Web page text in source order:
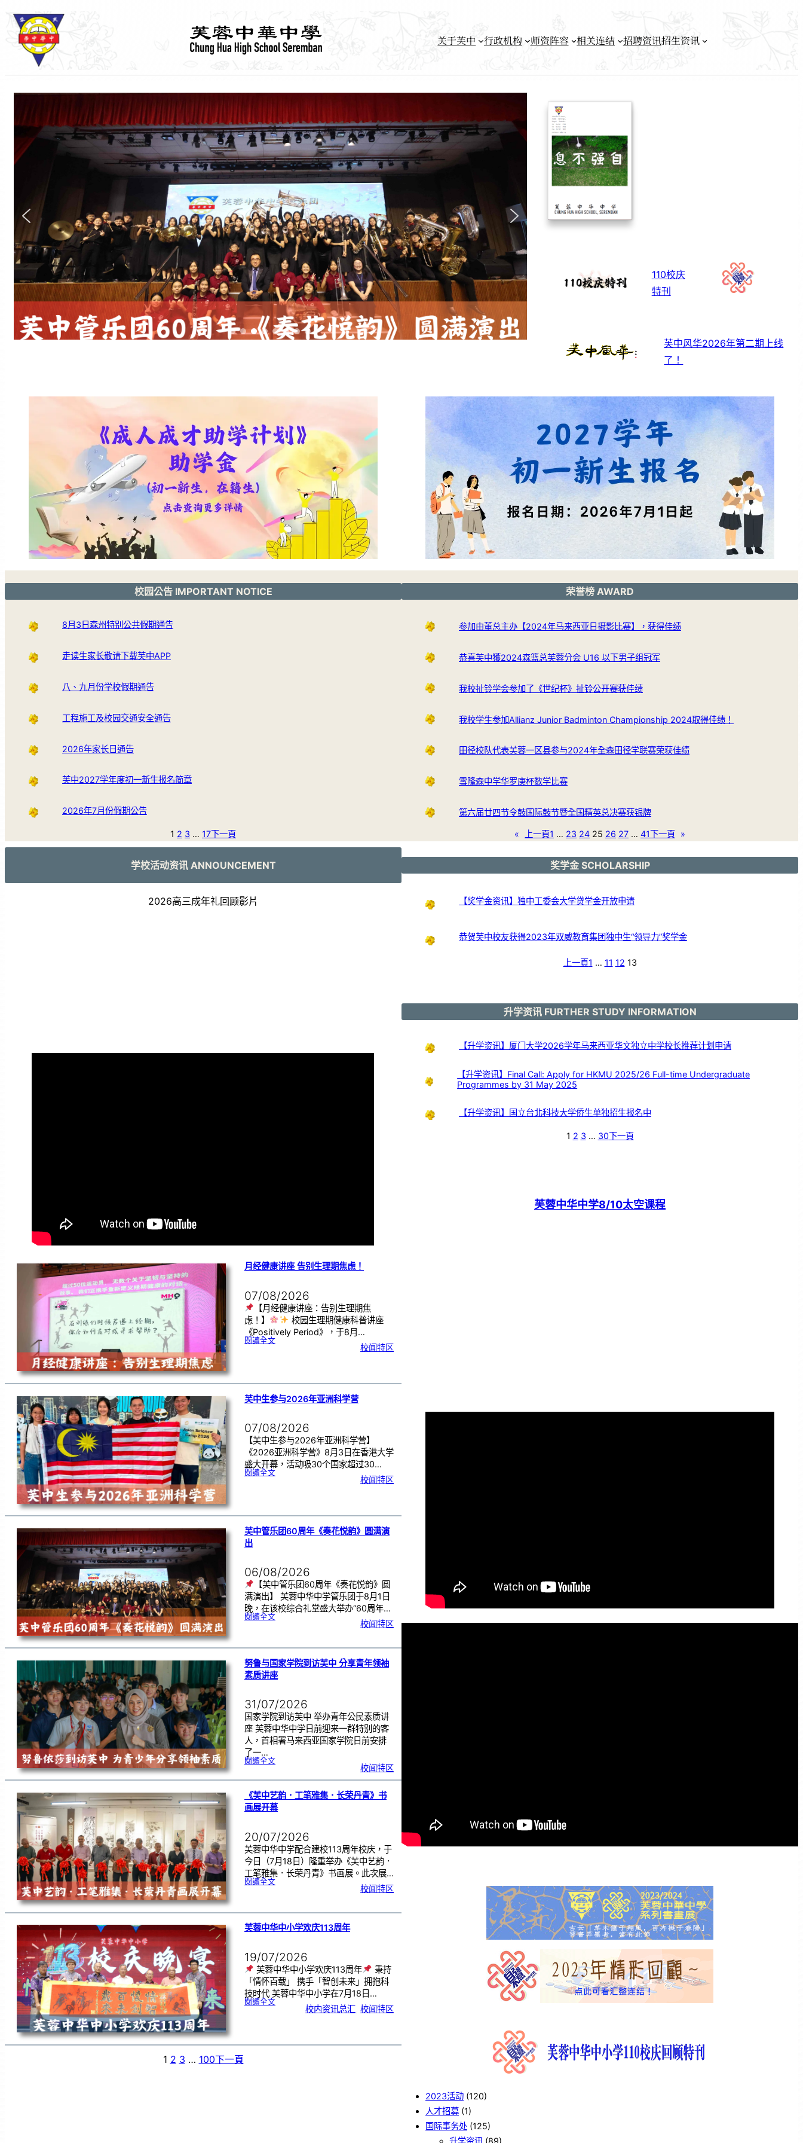
关于芙中 行政机构 师资阵容 相关连结 招聘资讯招生资讯
110校庆
特刊
芙中风华2026年第二期上线
了！
校园公告 IMPORTANT NOTICE
8月3日森州特别公共假期通告
走读生家长敬请下载芙中APP
八、九月份学校假期通告
工程施工及校园交通安全通告
2026年家长日通告
芙中2027学年度初一新生报名简章
2026年7月份假期公告
1 2 3 … 17下一頁
荣誉榜 AWARD
参加由董总主办【2024年马来西亚日摄影比赛】，获得佳绩
恭喜芙中獲2024森篮总芙蓉分会 U16 以下男子组冠军
我校扯铃学会参加了《世纪杯》扯铃公开赛获佳绩
我校学生参加Allianz Junior Badminton Championship 2024取得佳绩！
田径校队代表芙蓉一区县参与2024年全森田径学联赛荣获佳绩
雪隆森中学华罗庚杯数学比赛
第六届廿四节令鼓国际鼓节暨全国精英总决赛获银牌
« 上一頁1 … 23 24 25 26 27 … 41下一頁 »
学校活动资讯 ANNOUNCEMENT
2026高三成年礼回顾影片
月经健康讲座 告别生理期焦虑！
07/08/2026
【月经健康讲座：告别生理期焦
虑！】
校园生理期健康科普讲座
《Positively Period》，于8月…
閱讀全文:月
理
期
虑
！
校闻特区
芙中生参与2026年亚洲科学营
07/08/2026
【芙中生参与2026年亚洲科学营】
《2026亚洲科学营》8月3日在香港大学
盛大开幕，活动吸30个国家超过30…
閱讀全文:芙
年
亚
科
学
营
校闻特区
芙中管乐团60周年《奏花悦韵》圆满演
出
06/08/2026
【芙中管乐团60周年《奏花悦韵》圆
满演出】 芙蓉中华中学管乐团于8月1日
晚，在该校综合礼堂盛大举办“60周年…
閱讀全文:芙
0
周
《
奏
花
悦
韵
》
校闻特区
努鲁与国家学院到访芙中 分享青年领袖
素质讲座
31/07/2026
国家学院到访芙中 举办青年公民素质讲
座 芙蓉中华中学日前迎来一群特别的客
人，首相署马来西亚国家学院日前安排
了一…
閱讀全文:努
家
院
到
访
芙
中
分
享
袖
素
质
讲
座
校闻特区
《芙中艺韵．工笔雅集．长荣丹青》书
画展开幕
20/07/2026
芙蓉中华中学配合建校113周年校庆，于
今日（7月18日）隆重举办《芙中艺韵．
工笔雅集．长荣丹青》书画展。此次展…
閱讀全文:《
笔
集
．
长
荣
书
画
展
开
幕
校闻特区
芙蓉中华中小学欢庆113周年
19/07/2026
芙蓉中华中小学欢庆113周年
秉持
「情怀百载」 携手「智创未来」拥抱科
技时代 芙蓉中华中小学在7月18日…
閱讀全文:芙
1
1
校内资讯总汇 校闻特区
1 2 3 … 100下一頁
奖学金 SCHOLARSHIP
【奖学金资讯】独中工委会大学贷学金开放申请
恭贺芙中校友获得2023年双威教育集团独中生“领导力”奖学金
上一頁1 … 11 12 13
升学资讯 FURTHER STUDY INFORMATION
【升学资讯】厦门大学2026学年马来西亚华文独立中学校长推荐计划申请
【升学资讯】Final Call: Apply for HKMU 2025/26 Full-time Undergraduate
Programmes by 31 May 2025
【升学资讯】国立台北科技大学侨生单独招生报名中
1 2 3 … 30下一頁
芙蓉中华中学8/10太空课程
2023活动 (120)
人才招募 (1)
国际事务处 (125)
升学资讯 (89)